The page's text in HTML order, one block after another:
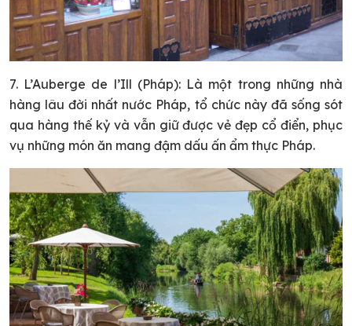
7. L’Auberge de l’Ill (Pháp): Là một trong những nhà
hàng lâu đời nhất nước Pháp, tổ chức này đã sống sót
qua hàng thế kỷ và vẫn giữ được vẻ đẹp cổ điển, phục
vụ những món ăn mang đậm dấu ấn ẩm thực Pháp.